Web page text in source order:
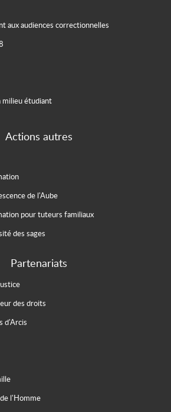
aux audiences correctionnelles
étudiant
Actions autres
de l'Aube
pour tuteurs familiaux
des sages
Partenariats
des droits
d'Arcis
l'Homme